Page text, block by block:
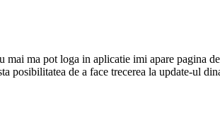
ma pot loga in aplicatie imi apare pagina
posibilitatea de a face trecerea la update-ul